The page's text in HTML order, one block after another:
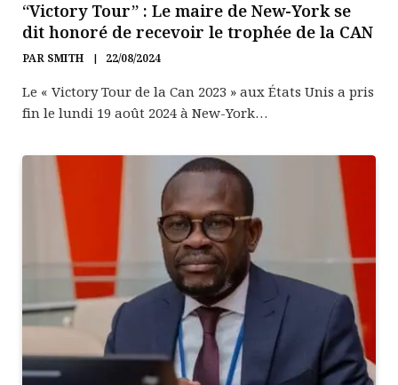
“Victory Tour” : Le maire de New-York se
dit honoré de recevoir le trophée de la CAN
PAR SMITH 22/08/2024
Le « Victory Tour de la Can 2023 » aux États Unis a pris
fin le lundi 19 août 2024 à New-York…